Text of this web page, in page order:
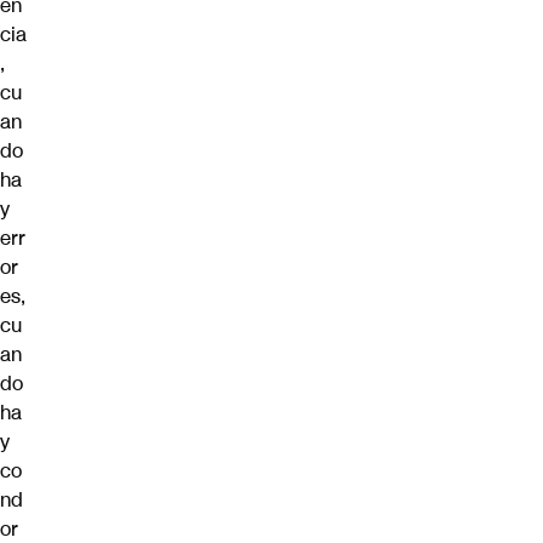
cia
,
cu
an
do
ha
y
err
or
es,
cu
an
do
ha
y
co
nd
or